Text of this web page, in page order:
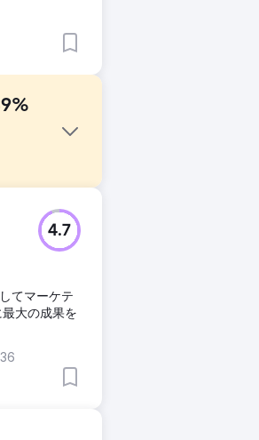
、年間を通
こから、オ
ヤーで
4.7
てマーケテ
大の成果を